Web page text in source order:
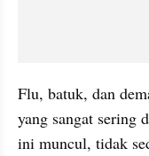
Flu, batuk, dan
yang sangat sering
ini muncul, tidak